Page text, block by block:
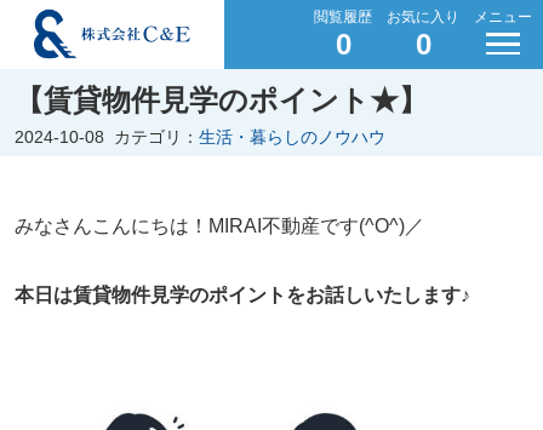
閲覧履歴
0
お気に入り
0
メニュー
【賃貸物件見学のポイント★】
2024-10-08 カテゴリ： 生活・暮らしのノウハウ
みなさんこんにちは！MIRAI不動産です(^O^)／
本日は賃貸物件見学のポイントをお話しいたします♪